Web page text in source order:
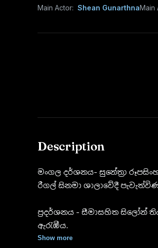
Main Actor: Shean GunarthnaMain
Description
මංගල දර්ශනය- සුනේත්‍රා
රීගල් සිනමා ශාලාවේදී
ප්‍රදර්ශනය - සීමාසහිත සිලෝන්
ඇරැඹීය.
Show more